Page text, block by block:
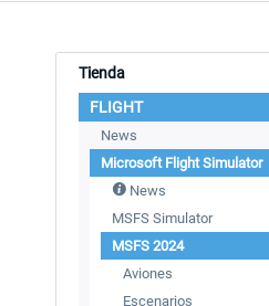
Tienda
FLIGHT
News
Microsoft Flight Simulator
News
MSFS Simulator
MSFS 2024
Aviones
Escenarios